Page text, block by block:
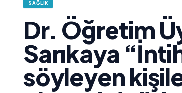
SAĞLIK
Dr. Öğretim
Sarıkaya
söyleyen